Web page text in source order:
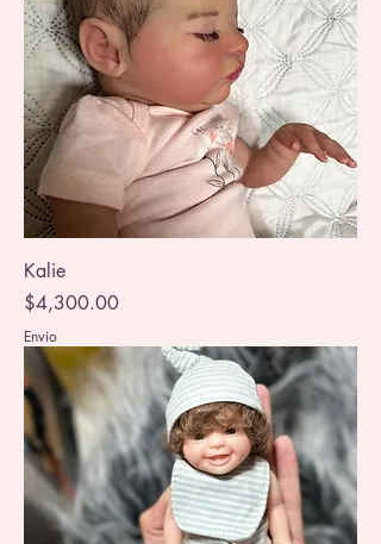
Kalie
Precio
$4,300.00
Envio